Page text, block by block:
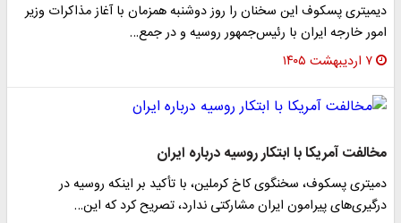
دیمیتری پسکوف این سخنان را روز دوشنبه همزمان با آغاز مذاکرات وزیر
امور خارجه ایران با رئیس‌جمهور روسیه و در جمع…
۷ اردیبهشت ۱۴۰۵
مخالفت آمریکا با ابتکار روسیه درباره ایران
دمیتری پسکوف، سخنگوی کاخ کرملین، با تأکید بر اینکه روسیه در
درگیری‌های پیرامون ایران مشارکتی ندارد، تصریح کرد که این…